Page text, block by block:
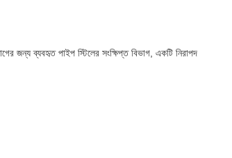
জন্য ব্যবহৃত পাইপ স্টিলের সংক্ষিপ্ত বিভাগ, একটি নিরাপদ